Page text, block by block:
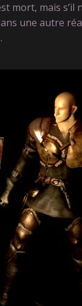
mort, mais s’il
une autre